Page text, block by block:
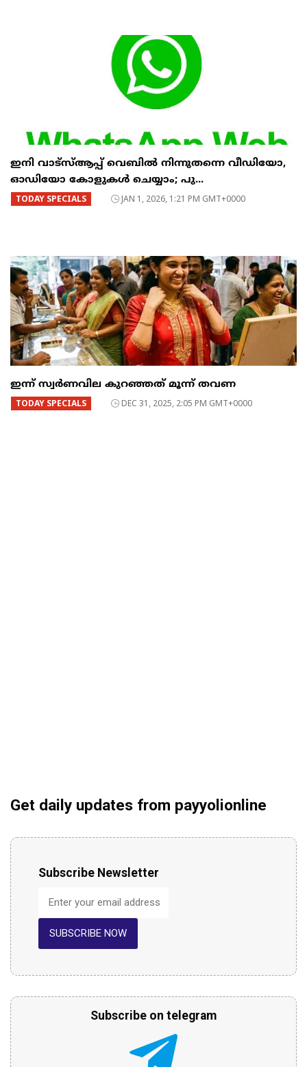
ഇനി വാട്‌സ്ആപ്പ് വെബിൽ നിന്നുതന്നെ വീഡിയോ,
ഓഡിയോ കോളുകൾ ചെയ്യാം; പു...
TODAY SPECIALS JAN 1, 2026, 1:21 PM GMT+0000
ഇന്ന് സ്വർണവില കുറഞ്ഞത് മൂന്ന് തവണ
TODAY SPECIALS DEC 31, 2025, 2:05 PM GMT+0000
Get daily updates from payyolionline
Subscribe Newsletter
SUBSCRIBE NOW
Subscribe on telegram